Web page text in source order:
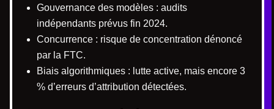
Gouvernance des modèles : audits
indépendants prévus fin 2024.
Concurrence : risque de concentration dénoncé
par la FTC.
Biais algorithmiques : lutte active, mais encore 3
% d’erreurs d’attribution détectées.